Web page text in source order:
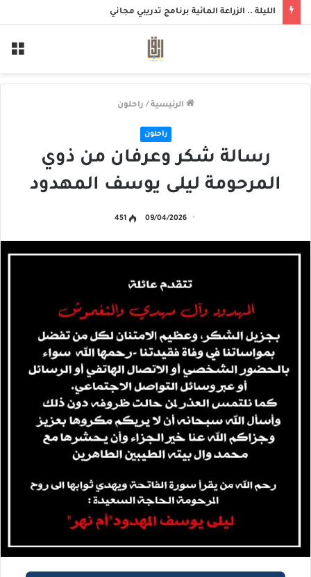
الليلة .. الزراعة المائية برنامج تدريبي مجاني
الرئيسية / راحلون
راحلون
رسالة شكر وعرفان من ذوي
المرحومة ليلى يوسف المهدود
09/04/2026
451